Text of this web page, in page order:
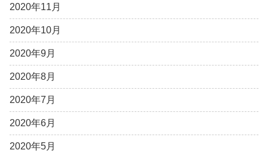
2020年11月
2020年10月
2020年9月
2020年8月
2020年7月
2020年6月
2020年5月